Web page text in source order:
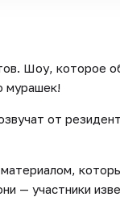
Шоу, которое
мурашек!
от
— участники